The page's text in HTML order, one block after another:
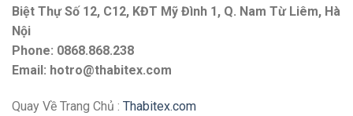
Biệt Thự Số 12, C12, KĐT Mỹ Đình 1, Q. Nam Từ Liêm, Hà
Nội
Phone: 0868.868.238
Email: hotro@thabitex.com
Quay Về Trang Chủ : Thabitex.com